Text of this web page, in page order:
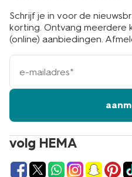
volg HEMA
Schrijf je in voor de
korting. Ontvang meerdere
(online) aanbiedingen.
e-
mailadres